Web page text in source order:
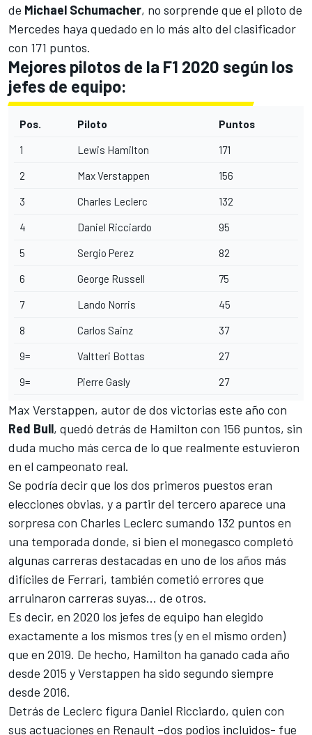
de Michael Schumacher, no sorprende que el piloto de
Mercedes haya quedado en lo más alto del clasificador
con 171 puntos.
Mejores pilotos de la F1 2020 según los
jefes de equipo:
Pos. Piloto Puntos
1 Lewis Hamilton 171
2 Max Verstappen 156
3 Charles Leclerc 132
4 Daniel Ricciardo 95
5 Sergio Perez 82
6 George Russell 75
7 Lando Norris 45
8 Carlos Sainz 37
9= Valtteri Bottas 27
9= Pierre Gasly 27
Max Verstappen, autor de dos victorias este año con
Red Bull, quedó detrás de Hamilton con 156 puntos, sin
duda mucho más cerca de lo que realmente estuvieron
en el campeonato real.
Se podría decir que los dos primeros puestos eran
elecciones obvias, y a partir del tercero aparece una
sorpresa con Charles Leclerc sumando 132 puntos en
una temporada donde, si bien el monegasco completó
algunas carreras destacadas en uno de los años más
difíciles de Ferrari, también cometió errores que
arruinaron carreras suyas... de otros.
Es decir, en 2020 los jefes de equipo han elegido
exactamente a los mismos tres (y en el mismo orden)
que en 2019. De hecho, Hamilton ha ganado cada año
desde 2015 y Verstappen ha sido segundo siempre
desde 2016.
Detrás de Leclerc figura Daniel Ricciardo, quien con
sus actuaciones en Renault –dos podios incluidos- fue